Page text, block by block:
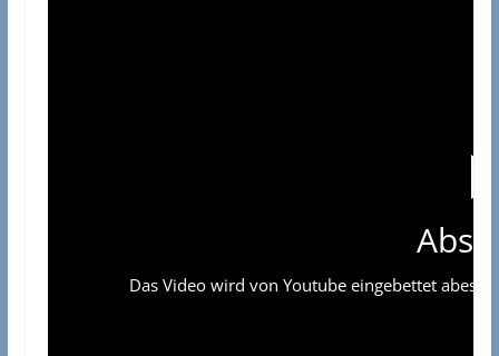
Das Video wird von Youtube eingebettet